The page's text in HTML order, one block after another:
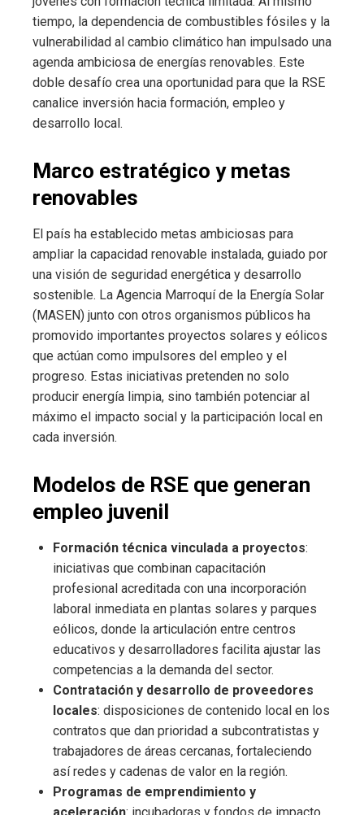
tiempo, la dependencia de combustibles fósiles y la
vulnerabilidad al cambio climático han impulsado una
agenda ambiciosa de energías renovables. Este
doble desafío crea una oportunidad para que la RSE
canalice inversión hacia formación, empleo y
desarrollo local.
Marco estratégico y metas
renovables
El país ha establecido metas ambiciosas para
ampliar la capacidad renovable instalada, guiado por
una visión de seguridad energética y desarrollo
sostenible. La Agencia Marroquí de la Energía Solar
(MASEN) junto con otros organismos públicos ha
promovido importantes proyectos solares y eólicos
que actúan como impulsores del empleo y el
progreso. Estas iniciativas pretenden no solo
producir energía limpia, sino también potenciar al
máximo el impacto social y la participación local en
cada inversión.
Modelos de RSE que generan
empleo juvenil
Formación técnica vinculada a proyectos:
iniciativas que combinan capacitación
profesional acreditada con una incorporación
laboral inmediata en plantas solares y parques
eólicos, donde la articulación entre centros
educativos y desarrolladores facilita ajustar las
competencias a la demanda del sector.
Contratación y desarrollo de proveedores
locales: disposiciones de contenido local en los
contratos que dan prioridad a subcontratistas y
trabajadores de áreas cercanas, fortaleciendo
así redes y cadenas de valor en la región.
Programas de emprendimiento y
aceleración: incubadoras y fondos de impacto